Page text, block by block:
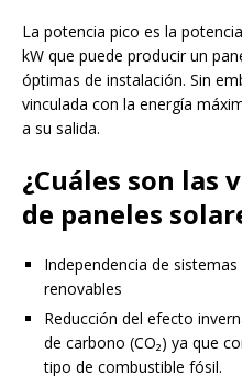
La potencia pico es la
kW que puede producir un
óptimas de instalación. Sin
vinculada con la energía
a su salida.
¿Cuáles son las
de paneles
Independencia de
renovables
Reducción del efecto
de carbono (CO₂) ya que
tipo de combustible fósil.